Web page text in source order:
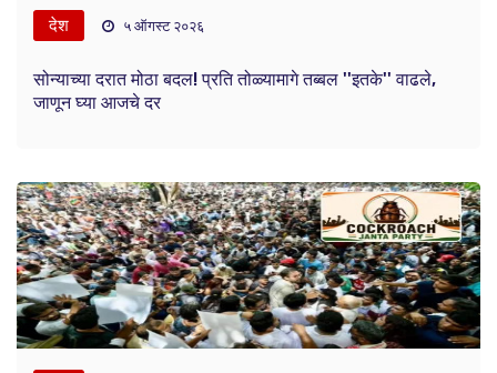
देश ५ ऑगस्ट २०२६
सोन्याच्या दरात मोठा बदल! प्रति तोळ्यामागे तब्बल ''इतके'' वाढले,
जाणून घ्या आजचे दर